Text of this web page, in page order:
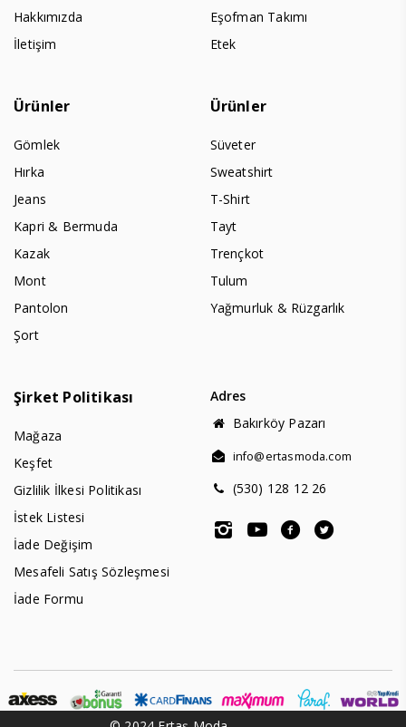
Hakkımızda
İletişim
Eşofman Takımı
Etek
Ürünler
Gömlek
Hırka
Jeans
Kapri & Bermuda
Kazak
Mont
Pantolon
Şort
Ürünler
Süveter
Sweatshirt
T-Shirt
Tayt
Trençkot
Tulum
Yağmurluk & Rüzgarlık
Şirket Politikası
Mağaza
Keşfet
Gizlilik İlkesi Politikası
İstek Listesi
İade Değişim
Mesafeli Satış Sözleşmesi
İade Formu
Adres
Bakırköy Pazarı
info@ertasmoda.com
(530) 128 12 26